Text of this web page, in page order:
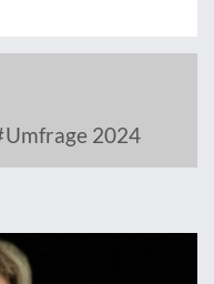
Umfrage 2024